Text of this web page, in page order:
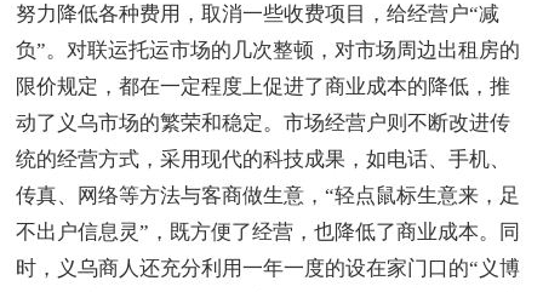
努力降低各种费用，取消一些收费项目，给经营户“减
负”。对联运托运市场的几次整顿，对市场周边出租房的
限价规定，都在一定程度上促进了商业成本的降低，推
动了义乌市场的繁荣和稳定。市场经营户则不断改进传
统的经营方式，采用现代的科技成果，如电话、手机、
传真、网络等方法与客商做生意，“轻点鼠标生意来，足
不出户信息灵”，既方便了经营，也降低了商业成本。同
时，义乌商人还充分利用一年一度的设在家门口的“义博